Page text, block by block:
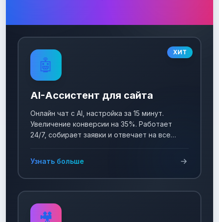
ХИТ
🤖
AI-Ассистент для сайта
Онлайн чат с AI, настройка за 15 минут.
Увеличение конверсии на 35%. Работает
24/7, собирает заявки и отвечает на все
Узнать больше